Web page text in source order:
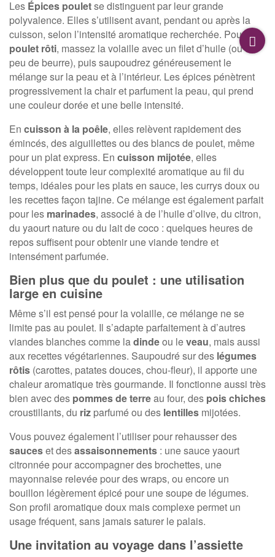
Les Épices pouletse distinguent par leur grande
polyvalence. Elles s’utilisent avant, pendant ou après la
cuisson, selon l’intensité aromatique recherchée. Pour un
poulet rôti, massez la volaille avec un filet d’huile (ou un
peu de beurre), puis saupoudrez généreusement le
mélange sur la peau et à l’intérieur. Les épices pénètrent
progressivement la chair et parfument la peau, qui prend
une couleur dorée et une belle intensité.
En cuisson à la poêle, elles relèvent rapidement des
émincés, des aiguillettes ou des blancs de poulet, même
pour un plat express. En cuisson mijotée, elles
développent toute leur complexité aromatique au fil du
temps, idéales pour les plats en sauce, les currys doux ou
les recettes façon tajine. Ce mélange est également parfait
pour les marinades, associé à de l’huile d’olive, du citron,
du yaourt nature ou du lait de coco : quelques heures de
repos suffisent pour obtenir une viande tendre et
intensément parfumée.
Bien plus que du poulet : une utilisation
large en cuisine
Même s’il est pensé pour la volaille, ce mélange ne se
limite pas au poulet. Il s’adapte parfaitement à d’autres
viandes blanches comme ladindeou leveau, mais aussi
aux recettes végétariennes. Saupoudré sur des légumes
rôtis (carottes, patates douces, chou-fleur), il apporte une
chaleur aromatique très gourmande. Il fonctionne aussi très
bien avec des pommes de terreau four, des pois chiches
croustillants, du riz parfumé ou des lentilles mijotées.
Vous pouvez également l’utiliser pour rehausser des
sauceset desassaisonnements : une sauce yaourt
citronnée pour accompagner des brochettes, une
mayonnaise relevée pour des wraps, ou encore un
bouillon légèrement épicé pour une soupe de légumes.
Son profil aromatique doux mais complexe permet un
usage fréquent, sans jamais saturer le palais.
Une invitation au voyage dans l’assiette